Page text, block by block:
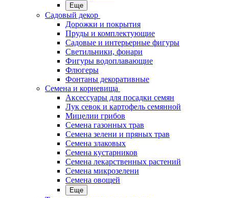
Еще
Садовый декор
Дорожки и покрытия
Пруды и комплектующие
Садовые и интерьерные фигуры
Светильники, фонари
Фигуры водоплавающие
Флюгеры
Фонтаны декоративные
Семена и корневища
Аксессуары для посадки семян
Лук севок и картофель семянной
Мицелии грибов
Семена газонных трав
Семена зелени и пряных трав
Семена злаковых
Семена кустарников
Семена лекарственных растений
Семена микрозелени
Семена овощей
Еще